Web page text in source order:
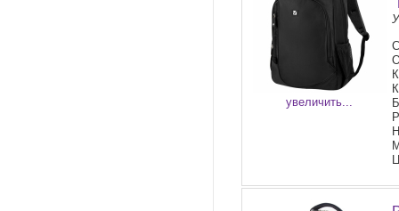
увеличить...